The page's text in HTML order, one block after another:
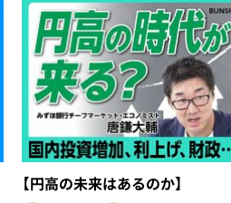
【円高の未来はあるのか】